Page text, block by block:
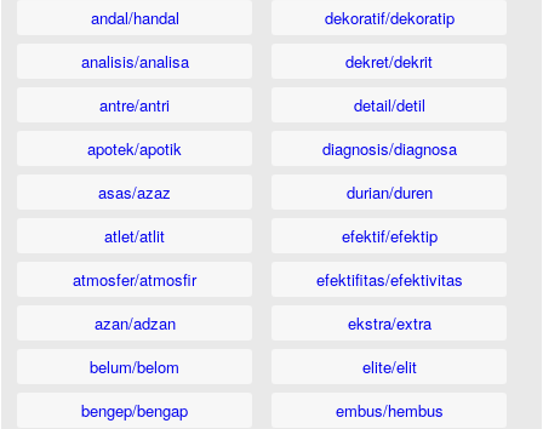
andal/handal
analisis/analisa
antre/antri
apotek/apotik
asas/azaz
atlet/atlit
atmosfer/atmosfir
azan/adzan
belum/belom
bengep/bengap
dekoratif/dekoratip
dekret/dekrit
detail/detil
diagnosis/diagnosa
durian/duren
efektif/efektip
efektifitas/efektivitas
ekstra/extra
elite/elit
embus/hembus